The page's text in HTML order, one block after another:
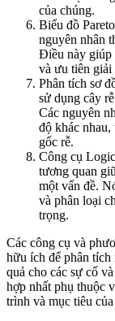
của chúng.
Biểu đồ
nguyên nhân
Điều này giúp
và ưu tiên giải
Phân tích sơ
sử dụng cây
Các nguyên
độ khác
gốc rễ.
Công cụ
tương quan
một vấn đề.
và phân loại
trọng.
Các công cụ và
hữu ích để phân tích
quả cho các sự cố
hợp nhất phụ thuộc
trình và mục tiêu của